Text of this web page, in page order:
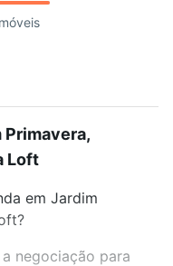
Primavera,
Loft
em Jardim
negociação para